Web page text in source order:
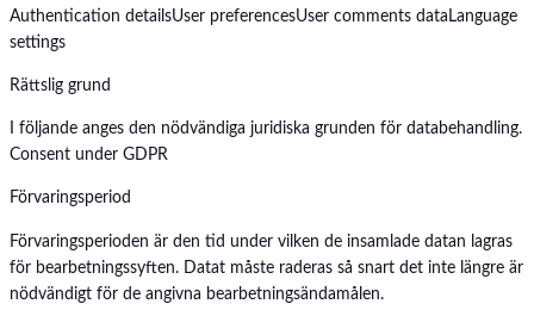
Authentication detailsUser preferencesUser comments data Language
settings
Rättslig grund
I följande anges den nödvändiga juridiska grunden för databehandling.
Consent under GDPR
Förvaringsperiod
Förvaringsperioden är den tid under vilken de insamlade datan lagras
för bearbetningssyften. Datat måste raderas så snart det inte längre är
nödvändigt för de angivna bearbetningsändamålen.